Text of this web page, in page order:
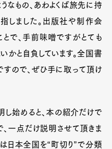
なもの、あわよくば旅先に持
指しました。出版社や制作会
で、手前味噌ですがとても
かと自負しています。全国書
すので、ぜひ手に取って頂け
し始めると、本の紹介だけで
一点だけ説明させて頂きま
日本全国を“町切り”で分類